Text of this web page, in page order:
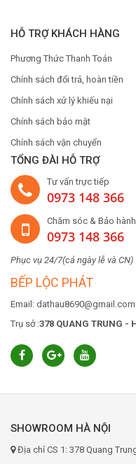
HỖ TRỢ KHÁCH HÀNG
Phương Thức Thanh Toán
Chính sách đổi trả, hoàn tiền
Chính sách xử lý khiếu nại
Chính sách bảo mật
Chính sách vận chuyển
TỔNG ĐÀI HỖ TRỢ
Tư vấn trực tiếp
0973 148 366
Chăm sóc & Bảo hành
0973 148 366
Phục vụ 24/7(cả ngày lễ và CN)
BẾP LỘC PHÁT
Email: dathau8690@gmail.com
Trụ sở :378 QUANG TRUNG -
SHOWROOM HÀ NỘI
Địa chỉ CS 1: 378 Quang